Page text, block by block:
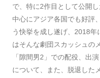
で、特に2作目として公開
中心にアジア各国でも好評
う快挙を成し遂げ、2018
はそんな劇団スカッシュの
「隙間男2」での配役、出
について、また、脱退した